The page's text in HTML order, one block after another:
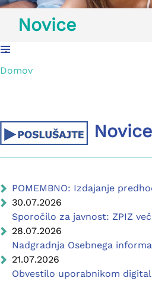
Novice
.
Domov
Novice
POMEMBNO: Izdajanje
30.07.2026
Sporočilo za javnost: ZPIZ
28.07.2026
Nadgradnja Osebnega
21.07.2026
Obvestilo uporabnikom